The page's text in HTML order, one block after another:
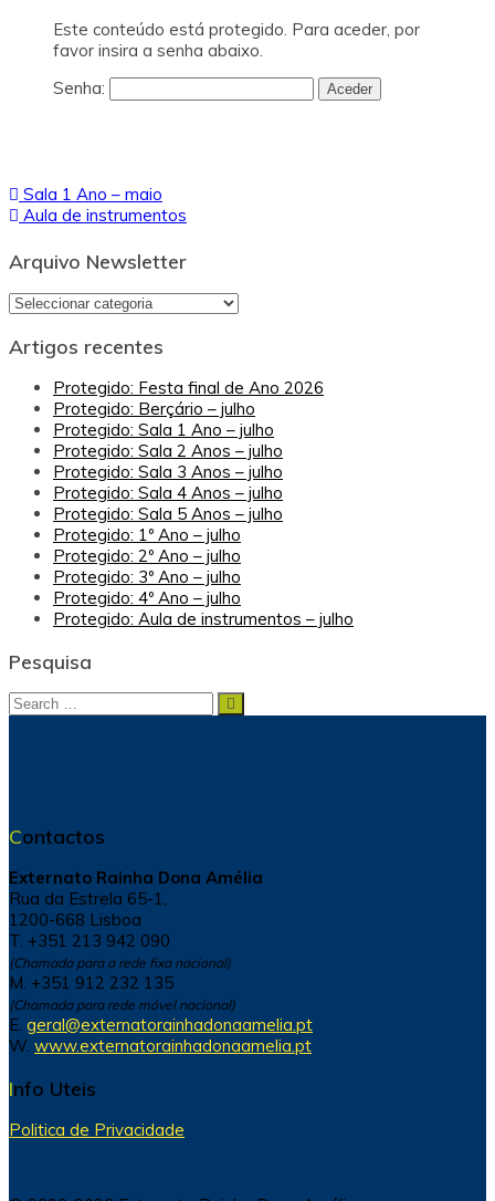
Este conteúdo está protegido. Para aceder, por
favor insira a senha abaixo.
Senha:
Navegação
de
artigos
Sala 1 Ano – maio
Aula de instrumentos
Arquivo Newsletter
Arquivo
Artigos recentes
Protegido: Festa final de Ano 2026
Protegido: Berçário – julho
Protegido: Sala 1 Ano – julho
Protegido: Sala 2 Anos – julho
Protegido: Sala 3 Anos – julho
Protegido: Sala 4 Anos – julho
Protegido: Sala 5 Anos – julho
Protegido: 1º Ano – julho
Protegido: 2º Ano – julho
Protegido: 3º Ano – julho
Protegido: 4º Ano – julho
Protegido: Aula de instrumentos – julho
Pesquisa
Search
Search
Contactos
Externato Rainha Dona Amélia
Rua da Estrela 65-1,
1200-668 Lisboa
T. +351 213 942 090
(Chamada para a rede fixa nacional)
M. +351 912 232 135
(Chamada para rede móvel nacional)
E. geral@externatorainhadonaamelia.pt
W. www.externatorainhadonaamelia.pt
Info Uteis
Politica de Privacidade